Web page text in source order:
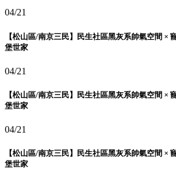
04/21
【松山區/南京三民】民生社區黑灰系帥氣空間 ×
堡世家
04/21
【松山區/南京三民】民生社區黑灰系帥氣空間 ×
堡世家
04/21
【松山區/南京三民】民生社區黑灰系帥氣空間 ×
堡世家